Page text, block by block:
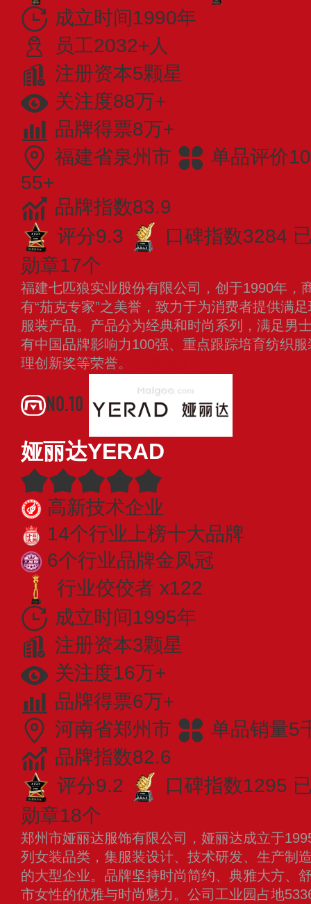
成立时间1990年
员工2032+人
注册资本5颗星
关注度88万+
品牌得票8万+
福建省泉州市
单品评价
55+
品牌指数83.9
评分9.3
口碑指数3284
勋章17个
福建七匹狼实业股份有限公司，创于1990年，
有“茄克专家”之美誉，致力于为消费者提供满
服装产品。产品分为经典和时尚系列，满足男
有中国品牌影响力100强、重点跟踪培育纺织
理创新奖等荣誉。
NO.10
娅丽达YERAD
高新技术企业
14个行业上榜十大品牌
6个行业品牌金凤冠
行业佼佼者 x122
成立时间1995年
注册资本3颗星
关注度16万+
品牌得票6万+
河南省郑州市
单品销量5
品牌指数82.6
评分9.2
口碑指数1295
勋章18个
郑州市娅丽达服饰有限公司，娅丽达成立于
列女装品类，集服装设计、技术研发、生产制
的大型企业。品牌坚持时尚简约、典雅大方、
市女性的优雅与时尚魅力。公司工业园占地